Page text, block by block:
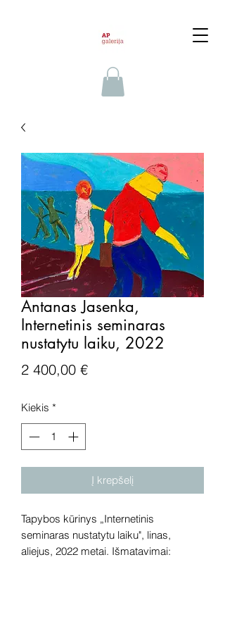
Antanas Jasenka,
Internetinis seminaras
nustatytu laiku, 2022
2 400,00 €Price
Kiekis *
Į krepšelį
Tapybos kūrinys „Internetinis
seminaras nustatytu laiku", linas,
aliejus, 2022 metai. Išmatavimai: